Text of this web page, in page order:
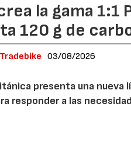
la gama
120 g de
03/08/2026
presenta una
responder a las